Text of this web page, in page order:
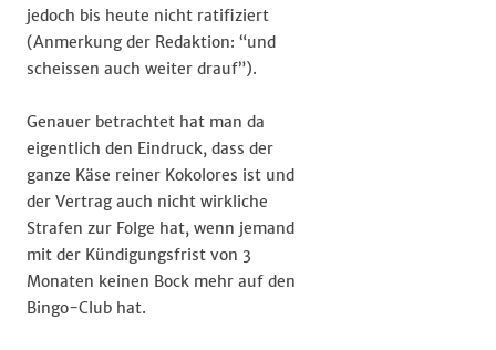
jedoch bis heute nicht ratifiziert
(Anmerkung der Redaktion: “und
scheissen auch weiter drauf”).
Genauer betrachtet hat man da
eigentlich den Eindruck, dass der
ganze Käse reiner Kokolores ist und
der Vertrag auch nicht wirkliche
Strafen zur Folge hat, wenn jemand
mit der Kündigungsfrist von 3
Monaten keinen Bock mehr auf den
Bingo-Club hat.